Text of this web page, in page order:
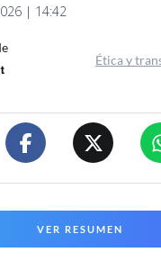
| 14:42
Ética y
VER RESUMEN